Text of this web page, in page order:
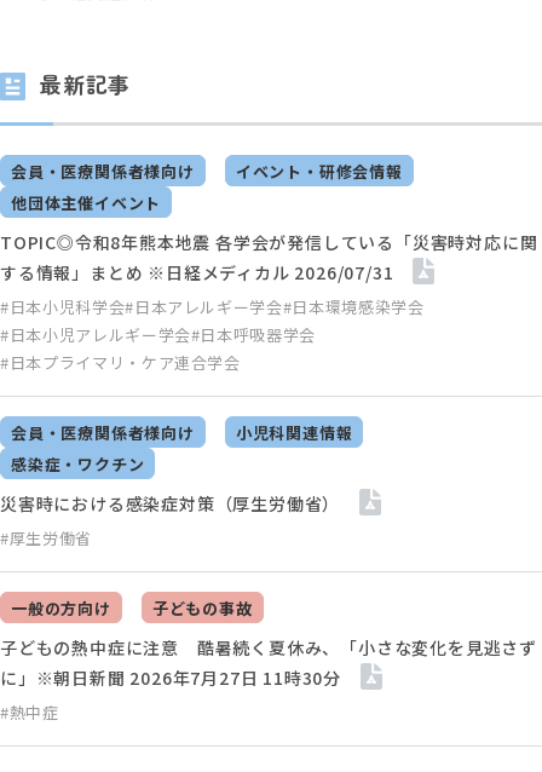
最新記事
会員・医療関係者様向け
イベント・研修会情報
他団体主催イベント
#日本小児科学会#日本アレルギー学会#日本環境感染学会
#日本小児アレルギー学会#日本呼吸器学会
#日本プライマリ・ケア連合学会
TOPIC◎令和8年熊本地震 各学会が発信している「災害時対応に関
する情報」まとめ ※日経メディカル 2026/07/31
会員・医療関係者様向け
小児科関連情報
感染症・ワクチン
#厚生労働省
災害時における感染症対策（厚生労働省）
一般の方向け 子どもの事故
#熱中症
子どもの熱中症に注意 酷暑続く夏休み、「小さな変化を見逃さず
に」※朝日新聞 2026年7月27日 11時30分